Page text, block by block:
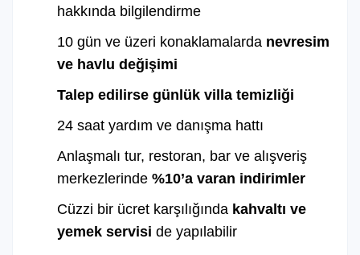
hakkında bilgilendirme
10 gün ve üzeri konaklamalarda nevresim
ve havlu değişimi
Talep edilirse günlük villa temizliği
24 saat yardım ve danışma hattı
Anlaşmalı tur, restoran, bar ve alışveriş
merkezlerinde %10’a varan indirimler
Cüzzi bir ücret karşılığında kahvaltı ve
yemek servisi de yapılabilir